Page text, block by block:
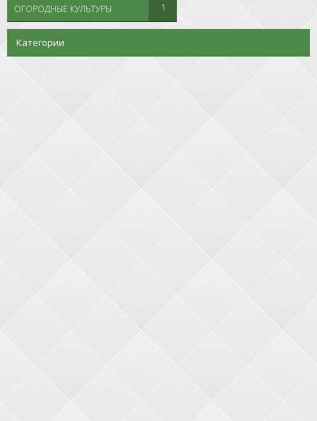
ОГОРОДНЫЕ КУЛЬТУРЫ 1
Категории